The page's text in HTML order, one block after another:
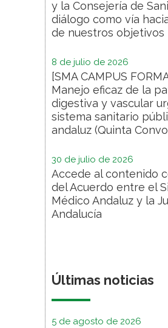
y la Consejería de
diálogo como vía
de nuestros objetivos
8 de julio de 2026
[SMA CAMPUS
Manejo eficaz de la
digestiva y vascular
sistema sanitario
andaluz (Quinta
30 de julio de 2026
Accede al contenido
del Acuerdo entre el
Médico Andaluz y la
Andalucía
Últimas noticias
5 de agosto de 2026